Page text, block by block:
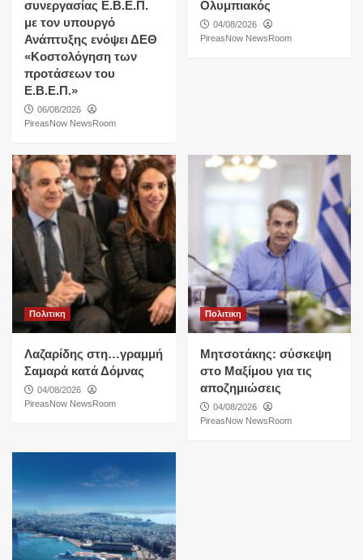
συνεργασίας Ε.Β.Ε.Π.
με τον υπουργό
Ανάπτυξης ενόψει ΔΕΘ
«Κοστολόγηση των
προτάσεων του
Ε.Β.Ε.Π.»
06/08/2026
PireasNow NewsRoom
Ολυμπιακός
04/08/2026
PireasNow NewsRoom
Πολιτικη
Λαζαρίδης στη…γραμμή
Σαμαρά κατά Δόμνας
04/08/2026
PireasNow NewsRoom
Πολιτικη
Μητσοτάκης: σύσκεψη
στο Μαξίμου για τις
αποζημιώσεις
04/08/2026
PireasNow NewsRoom